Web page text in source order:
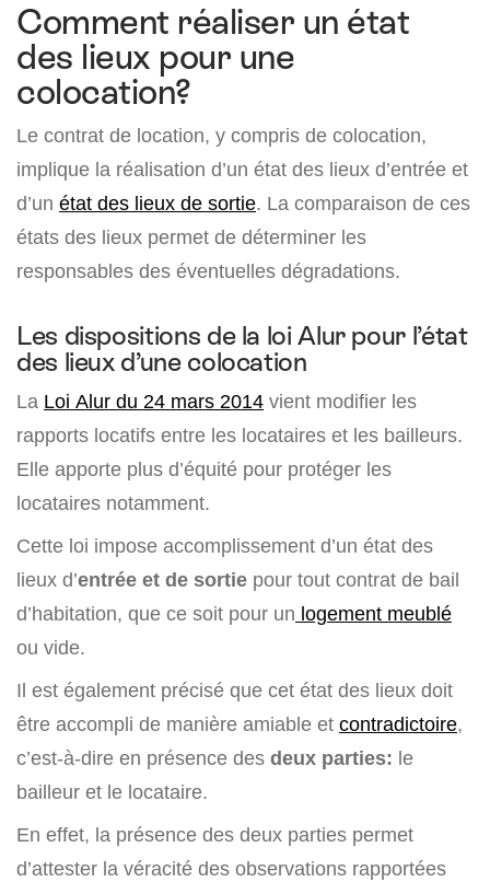
Comment réaliser un état
des lieux pour une
colocation?
Le contrat de location, y compris de colocation,
implique la réalisation d’un état des lieux d’entrée et
d’un état des lieux de sortie. La comparaison de ces
états des lieux permet de déterminer les
responsables des éventuelles dégradations.
Les dispositions de la loi Alur pour l’état
des lieux d’une colocation
La Loi Alur du 24 mars 2014 vient modifier les
rapports locatifs entre les locataires et les bailleurs.
Elle apporte plus d’équité pour protéger les
locataires notamment.
Cette loi impose accomplissement d’un état des
lieux d’entrée et de sortie pour tout contrat de bail
d’habitation, que ce soit pour un logement meublé
ou vide.
Il est également précisé que cet état des lieux doit
être accompli de manière amiable et contradictoire,
c’est-à-dire en présence des deux parties: le
bailleur et le locataire.
En effet, la présence des deux parties permet
d’attester la véracité des observations rapportées